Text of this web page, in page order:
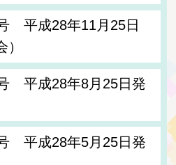
平成28年11月25日
平成28年8月25日発
平成28年5月25日発